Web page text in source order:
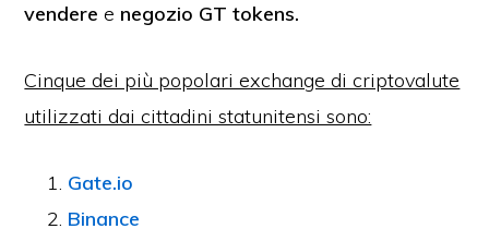
vendere e negozio GT tokens.
Cinque dei più popolari exchange di criptovalute
utilizzati dai cittadini statunitensi sono:
Gate.io
Binance